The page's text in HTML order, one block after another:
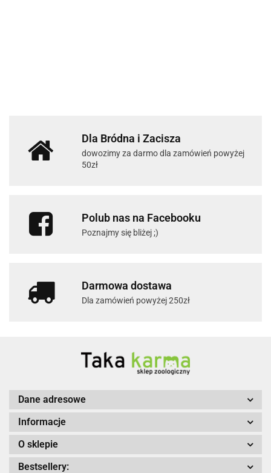
Dla Bródna i Zacisza
dowozimy za darmo dla zamówień powyżej
50zł
Polub nas na Facebooku
Poznajmy się bliżej ;)
Darmowa dostawa
Dla zamówień powyżej 250zł
Dane adresowe
Informacje
O sklepie
Bestsellery: